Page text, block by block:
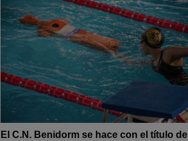
El C.N. Benidorm se hace con el título de